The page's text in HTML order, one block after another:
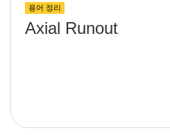
용어 정리
Axial Runout